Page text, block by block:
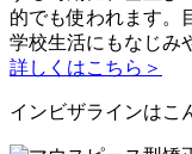
的でも使われます。
学校生活にもなじみ
詳しくはこちら＞
インビザラインはこ